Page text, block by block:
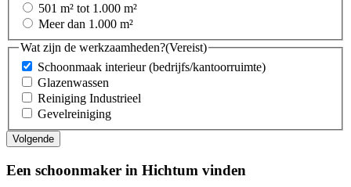
501 m² tot 1.000 m²
Meer dan 1.000 m²
Wat zijn de werkzaamheden?(Vereist)
Schoonmaak interieur (bedrijfs/kantoorruimte)
Glazenwassen
Reiniging Industrieel
Gevelreiniging
Een schoonmaker in Hichtum vinden